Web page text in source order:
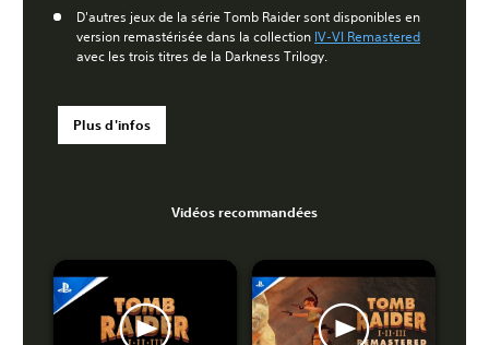
D'autres jeux de la série Tomb Raider sont disponibles en
version remastérisée dans la collection IV-VI Remastered
avec les trois titres de la Darkness Trilogy.
Plus d'infos
Vidéos recommandées